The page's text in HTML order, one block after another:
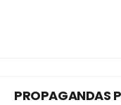
PROPAGANDAS